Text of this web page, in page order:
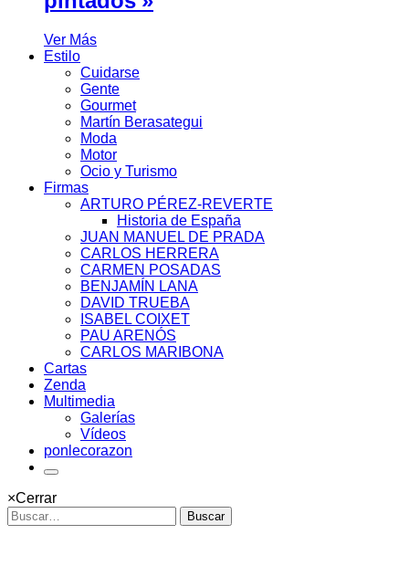
Ver Más
Estilo
Cuidarse
Gente
Gourmet
Martín Berasategui
Moda
Motor
Ocio y Turismo
Firmas
ARTURO PÉREZ-REVERTE
Historia de España
JUAN MANUEL DE PRADA
CARLOS HERRERA
CARMEN POSADAS
BENJAMÍN LANA
DAVID TRUEBA
ISABEL COIXET
PAU ARENÓS
CARLOS MARIBONA
Cartas
Zenda
Multimedia
Galerías
Vídeos
ponlecorazon
×Cerrar
Buscar